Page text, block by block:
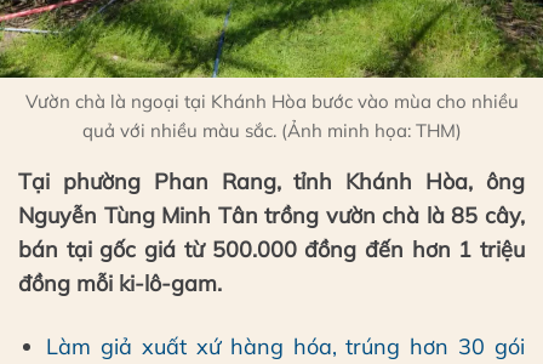
Vườn chà là ngoại tại Khánh Hòa bước vào mùa cho nhiều
quả với nhiều màu sắc. (Ảnh minh họa: THM)
Tại phường Phan Rang, tỉnh Khánh Hòa, ông
Nguyễn Tùng Minh Tân trồng vườn chà là 85 cây,
bán tại gốc giá từ 500.000 đồng đến hơn 1 triệu
đồng mỗi ki-lô-gam.
Làm giả xuất xứ hàng hóa, trúng hơn 30 gói